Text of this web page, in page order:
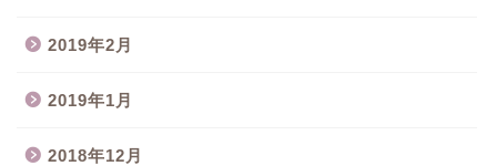
2019年2月
2019年1月
2018年12月